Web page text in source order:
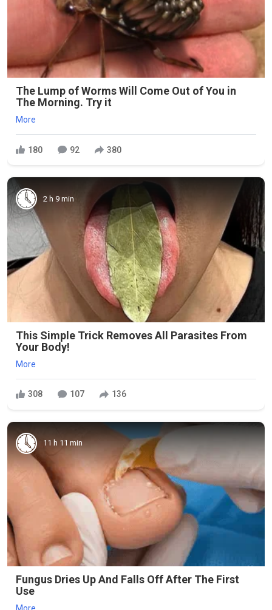
The Lump of Worms Will Come Out of You in
The Morning. Try it
More
180 92 380
2 h 9 min
This Simple Trick Removes All Parasites From
Your Body!
More
308 107 136
11 h 11 min
Fungus Dries Up And Falls Off After The First
Use